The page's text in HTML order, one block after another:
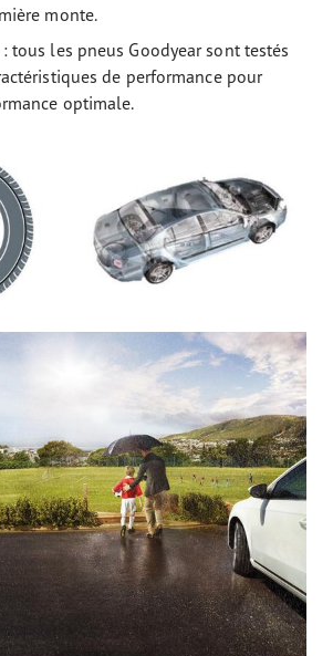
monte.
tous les pneus Goodyear sont testés
de performance pour
optimale.